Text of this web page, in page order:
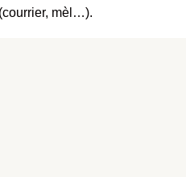
mèl…).